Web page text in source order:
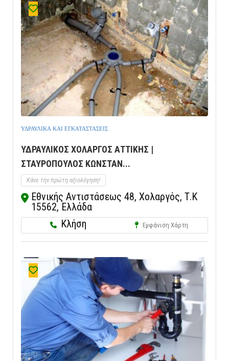
ΥΔΡΑΥΛΙΚΑ ΚΑΙ ΕΓΚΑΤΑΣΤΑΣΕΙΣ
ΥΔΡΑΥΛΙΚΟΣ ΧΟΛΑΡΓΟΣ ΑΤΤΙΚΗΣ |
ΣΤΑΥΡΟΠΟΥΛΟΣ ΚΩΝΣΤΑΝ...
Κάνε την πρώτη αξιολόγηση!
Εθνικής Αντιστάσεως 48, Χολαργός, Τ.Κ
15562, Ελλάδα
Κλήση
Εμφάνιση Χάρτη